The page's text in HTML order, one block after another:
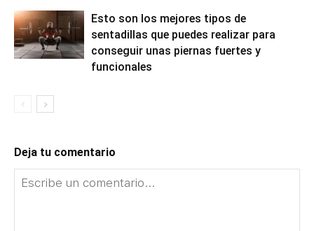
Esto son los mejores tipos de
sentadillas que puedes realizar para
conseguir unas piernas fuertes y
funcionales
Deja tu comentario